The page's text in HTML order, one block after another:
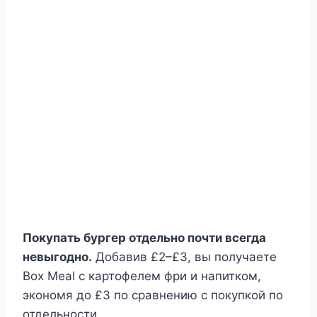
Покупать бургер отдельно почти всегда
невыгодно. Добавив £2–£3, вы получаете
Box Meal с картофелем фри и напитком,
экономя до £3 по сравнению с покупкой по